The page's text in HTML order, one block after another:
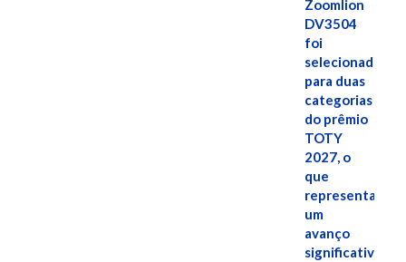
Zoomlion
DV3504
foi
selecionado
para duas
categorias
do prêmio
TOTY
2027, o
que
representa
um
avanço
significativo